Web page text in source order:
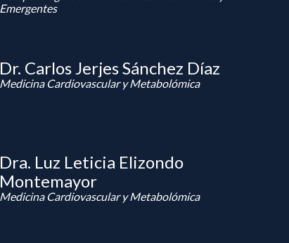
Emergentes
Dr. Carlos Jerjes Sánchez Díaz
Medicina Cardiovascular y Metabolómica
Dra. Luz Leticia Elizondo
Montemayor
Medicina Cardiovascular y Metabolómica